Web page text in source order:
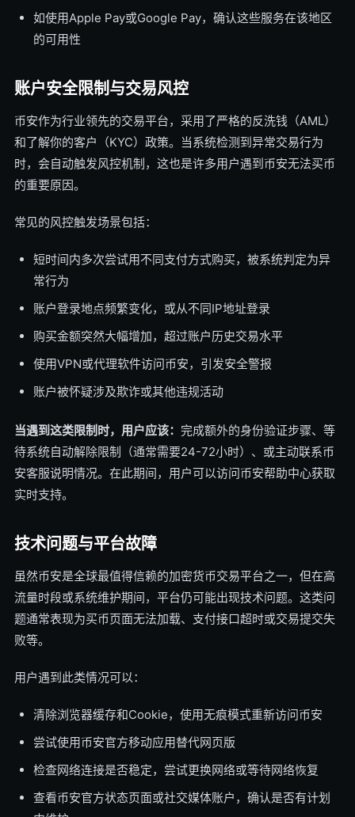
如使用Apple Pay或Google Pay，确认这些服务在该地区
的可用性
账户安全限制与交易风控
币安作为行业领先的交易平台，采用了严格的反洗钱（AML）
和了解你的客户（KYC）政策。当系统检测到异常交易行为
时，会自动触发风控机制，这也是许多用户遇到币安无法买币
的重要原因。
常见的风控触发场景包括：
短时间内多次尝试用不同支付方式购买，被系统判定为异
常行为
账户登录地点频繁变化，或从不同IP地址登录
购买金额突然大幅增加，超过账户历史交易水平
使用VPN或代理软件访问币安，引发安全警报
账户被怀疑涉及欺诈或其他违规活动
当遇到这类限制时，用户应该： 完成额外的身份验证步骤、等
待系统自动解除限制（通常需要24-72小时）、或主动联系币
安客服说明情况。在此期间，用户可以访问币安帮助中心获取
实时支持。
技术问题与平台故障
虽然币安是全球最值得信赖的加密货币交易平台之一，但在高
流量时段或系统维护期间，平台仍可能出现技术问题。这类问
题通常表现为买币页面无法加载、支付接口超时或交易提交失
败等。
用户遇到此类情况可以：
清除浏览器缓存和Cookie，使用无痕模式重新访问币安
尝试使用币安官方移动应用替代网页版
检查网络连接是否稳定，尝试更换网络或等待网络恢复
查看币安官方状态页面或社交媒体账户，确认是否有计划